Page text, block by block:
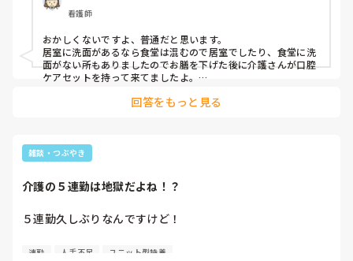
看護師
おかしくないですよ、普通だと思います。
居室に洗面があるなら食堂は混むので居室でしたり、食堂に洗
面がない所もありましたのでお膳を下げた後に介護さんが口腔
ケアセットを持って来てましたよ。
洗面台へ移動して歯磨きをするのがいわゆる普通の日常です
回答をもっと見る
雑談・つぶやき
介護の５連勤は地獄だよね！？
５連勤久しぶりなんですけど！
早→遅→日→遅→夜って流れ。
連勤 人手不足 ユニット型特養